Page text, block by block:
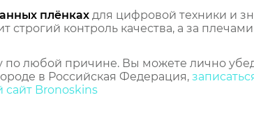
плёнках для цифровой техники и
строгий контроль качества, а за
по любой причине. Вы можете лично
в Российская Федерация,
Bronoskins